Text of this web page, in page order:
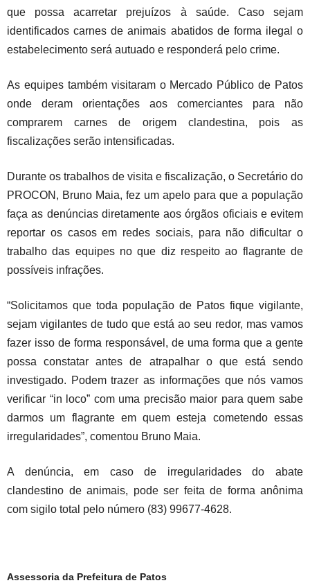
que possa acarretar prejuízos à saúde. Caso sejam
identificados carnes de animais abatidos de forma ilegal o
estabelecimento será autuado e responderá pelo crime.
As equipes também visitaram o Mercado Público de Patos
onde deram orientações aos comerciantes para não
comprarem carnes de origem clandestina, pois as
fiscalizações serão intensificadas.
Durante os trabalhos de visita e fiscalização, o Secretário do
PROCON, Bruno Maia, fez um apelo para que a população
faça as denúncias diretamente aos órgãos oficiais e evitem
reportar os casos em redes sociais, para não dificultar o
trabalho das equipes no que diz respeito ao flagrante de
possíveis infrações.
“Solicitamos que toda população de Patos fique vigilante,
sejam vigilantes de tudo que está ao seu redor, mas vamos
fazer isso de forma responsável, de uma forma que a gente
possa constatar antes de atrapalhar o que está sendo
investigado. Podem trazer as informações que nós vamos
verificar “in loco” com uma precisão maior para quem sabe
darmos um flagrante em quem esteja cometendo essas
irregularidades”, comentou Bruno Maia.
A denúncia, em caso de irregularidades do abate
clandestino de animais, pode ser feita de forma anônima
com sigilo total pelo número (83) 99677-4628.
Assessoria da Prefeitura de Patos